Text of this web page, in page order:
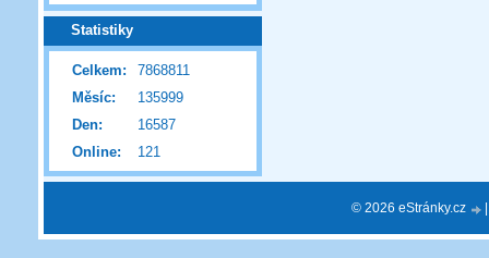
Statistiky
Online: 121
Celkem:
7868811
Měsíc:
135999
Den:
16587
© 2026 eStránky.cz